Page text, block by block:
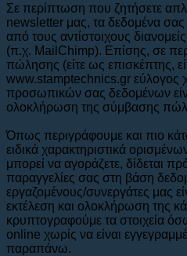
Σε περίπτωση που ζητήσετε
newsletter μας, τα δεδομένα σας
από τους αντίστοιχους
(π.χ. MailChimp). Επίσης, σε
πώλησης (είτε ως επισκέπτης,
www.stamptechnics.gr εύλογος
προσωπικών σας δεδομένων
ολοκλήρωση της σύμβασης
Όπως περιγράφουμε και πιο
ειδικά χαρακτηριστικά
μπορεί να αγοράζετε, δίδεται
παραγγελίες σας στη βάση
εργαζομένους/συνεργάτες μας
εκτέλεση και ολοκλήρωση της
κρυπτογραφούμε τα στοιχεία
online χωρίς να είναι
παραπάνω.